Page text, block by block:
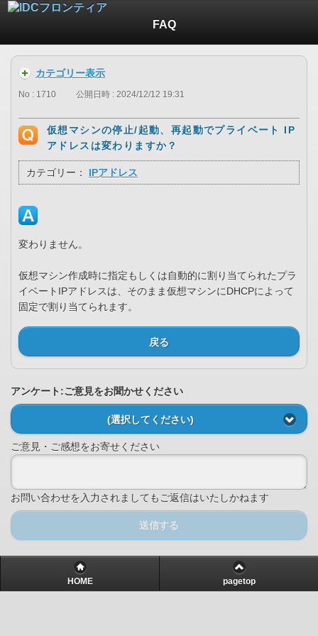
FAQ
カテゴリー表示
No : 1710 公開日時 : 2024/12/12 19:31
仮想マシンの停止/起動、再起動でプライベート IP
アドレスは変わりますか？
カテゴリー： IPアドレス
変わりません。
仮想マシン作成時に指定もしくは自動的に割り当てられたプラ
イベートIPアドレスは、そのまま仮想マシンにDHCPによって
固定で割り当てられます。
戻る
アンケート:ご意見をお聞かせください
(選択してください)
ご意見・ご感想をお寄せください
お問い合わせを入力されましてもご返信はいたしかねます
送信する
HOME pagetop